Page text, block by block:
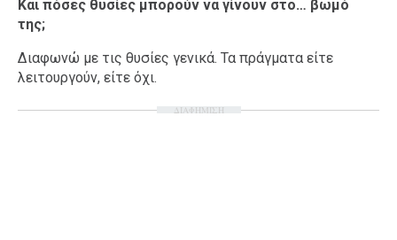
Και πόσες θυσίες μπορούν να γίνουν στο… βωμό
της;
Διαφωνώ με τις θυσίες γενικά. Τα πράγματα είτε
λειτουργούν, είτε όχι.
ΔΙΑΦΗΜΙΣΗ